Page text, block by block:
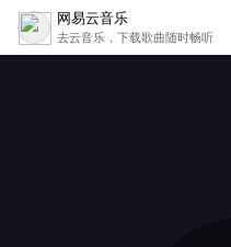
网易云音乐
去云音乐，下载歌曲随时畅听